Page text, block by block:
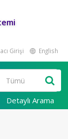
Girişi English
Detaylı Arama